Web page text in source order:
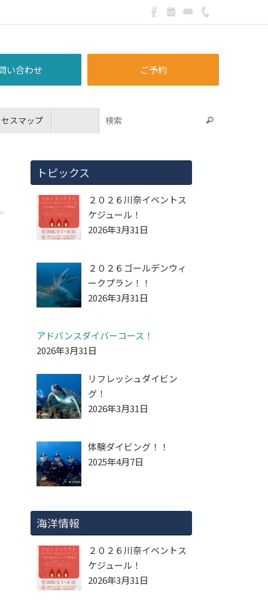
ご予約
い合わせ
スマップ
トピックス
２０２６川奈イベントス
ケジュール！
2026年3月31日
２０２６ゴールデンウィ
ークプラン！！
2026年3月31日
アドバンスダイバーコース！
2026年3月31日
リフレッシュダイビン
グ！
2026年3月31日
体験ダイビング！！
2025年4月7日
海洋情報
２０２６川奈イベントス
ケジュール！
2026年3月31日